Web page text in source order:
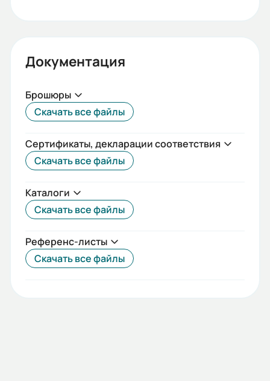
Документация
Брошюры
Скачать все файлы
Сертификаты, декларации соответствия
Скачать все файлы
Каталоги
Скачать все файлы
Референс-листы
Скачать все файлы